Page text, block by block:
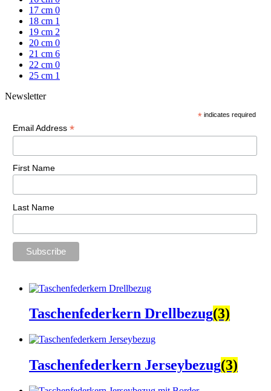
17 cm 0
18 cm 1
19 cm 2
20 cm 0
21 cm 6
22 cm 0
25 cm 1
Newsletter
* indicates required
Email Address *
First Name
Last Name
Taschenfederkern Drellbezug(3)
Taschenfederkern Jerseybezug(3)